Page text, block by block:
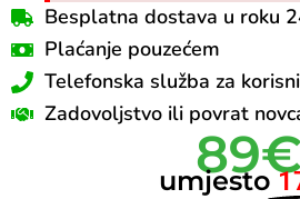
Besplatna dostava u roku
Plaćanje pouzećem
Telefonska služba za
Zadovoljstvo ili povrat
umjesto